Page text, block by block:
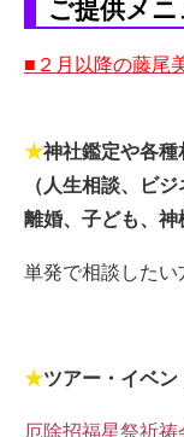
ご提供メニ
■２月以降の藤尾
★神社鑑定や各種
（人生相談、ビ
離婚、子ども、神
単発で相談したい
★ツアー・イベン
厄除招福星祭祈祷